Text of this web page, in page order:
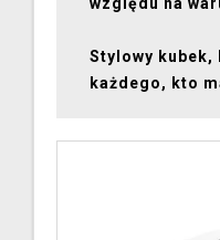
Stylowy
każdego, kto